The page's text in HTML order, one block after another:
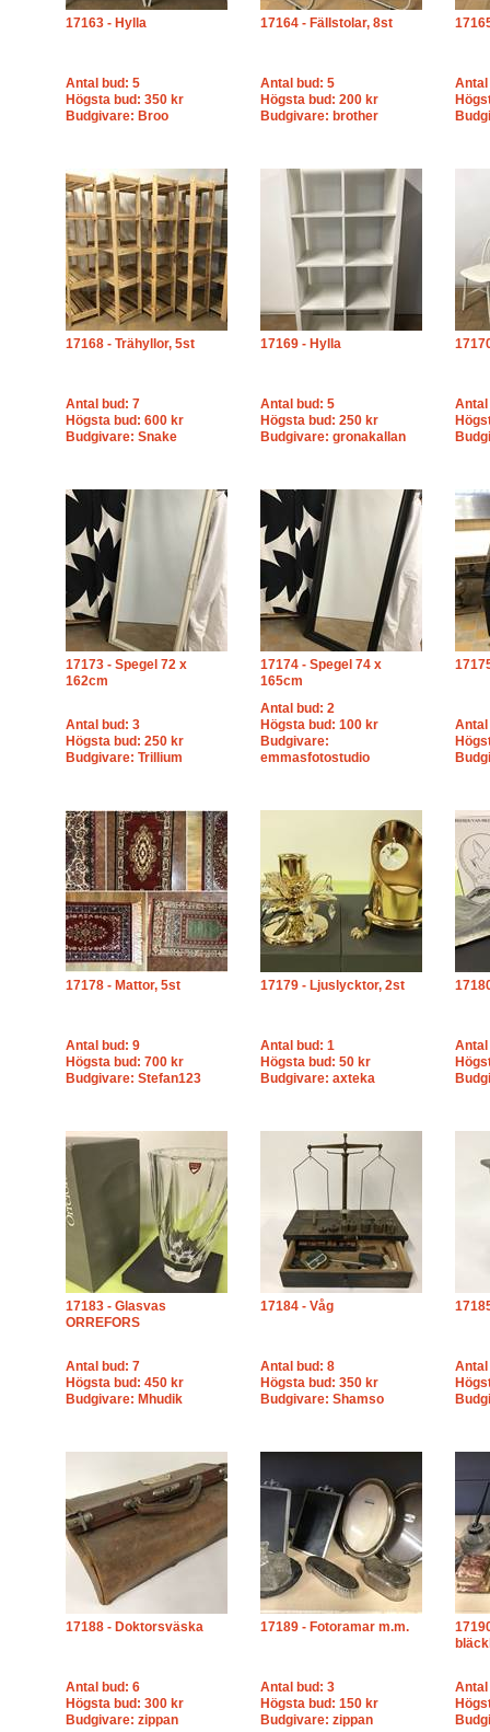
17163 - Hylla
Antal bud: 5
Högsta bud: 350 kr
Budgivare: Broo
17164 - Fällstolar, 8st
Antal bud: 5
Högsta bud: 200 kr
Budgivare: brother
Antal
17168 - Trähyllor, 5st
Antal bud: 7
Högsta bud: 600 kr
Budgivare: Snake
17169 - Hylla
Antal bud: 5
Högsta bud: 250 kr
Budgivare: gronakallan
Antal
17173 - Spegel 72 x
162cm
Antal bud: 3
Högsta bud: 250 kr
Budgivare: Trillium
17174 - Spegel 74 x
165cm
Antal bud: 2
Högsta bud: 100 kr
Budgivare:
emmasfotostudio
Antal
17178 - Mattor, 5st
Antal bud: 9
Högsta bud: 700 kr
Budgivare: Stefan123
17179 - Ljuslycktor, 2st
Antal bud: 1
Högsta bud: 50 kr
Budgivare: axteka
Antal
17183 - Glasvas
ORREFORS
Antal bud: 7
Högsta bud: 450 kr
Budgivare: Mhudik
17184 - Våg
Antal bud: 8
Högsta bud: 350 kr
Budgivare: Shamso
Antal
17188 - Doktorsväska
Antal bud: 6
Högsta bud: 300 kr
Budgivare: zippan
17189 - Fotoramar m.m.
Antal bud: 3
Högsta bud: 150 kr
Budgivare: zippan
Antal